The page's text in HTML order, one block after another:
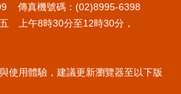
傳真機號碼：(02)8995-6398
上午8時30分至12時30分，
使用體驗，建議更新瀏覽器至以下版